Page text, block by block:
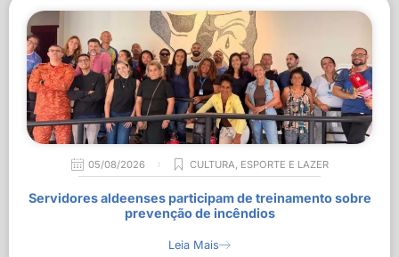
05/08/2026 CULTURA, ESPORTE E LAZER
Servidores aldeenses participam de treinamento sobre
prevenção de incêndios
Leia Mais